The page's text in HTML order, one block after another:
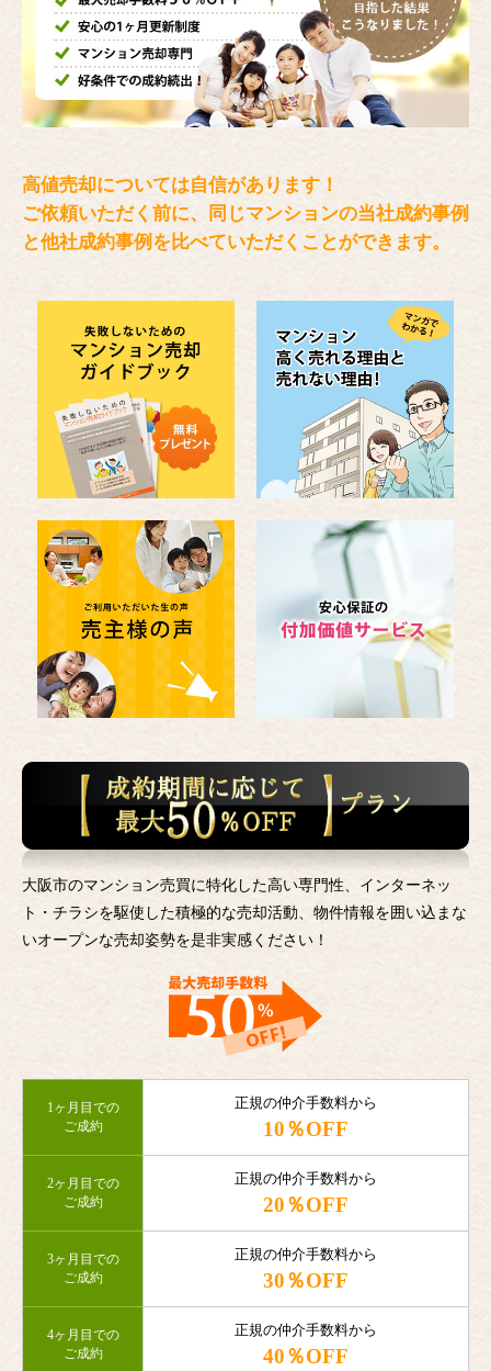
高値売却については自信があります！
ご依頼いただく前に、同じマンションの当社成約事例
と他社成約事例を比べていただくことができます。
大阪市のマンション売買に特化した高い専門性、インターネッ
ト・チラシを駆使した積極的な売却活動、 物件情報を囲い込まな
いオープンな売却姿勢を是非実感ください！
1ヶ月目での
ご成約
正規の仲介手数料から
10％OFF
2ヶ月目での
ご成約
正規の仲介手数料から
20％OFF
3ヶ月目での
ご成約
正規の仲介手数料から
30％OFF
4ヶ月目での
ご成約
正規の仲介手数料から
40％OFF